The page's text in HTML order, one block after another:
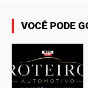
VOCÊ PODE